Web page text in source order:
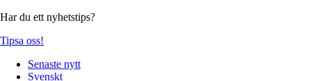
Har du ett nyhetstips?
Tipsa oss!
Senaste nytt
Svenskt